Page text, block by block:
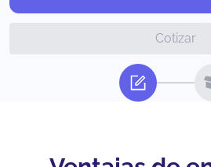
Cotizar